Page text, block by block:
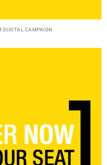
DIGITAL CAMPAIGN